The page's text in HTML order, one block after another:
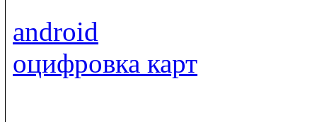
android
оцифровка карт